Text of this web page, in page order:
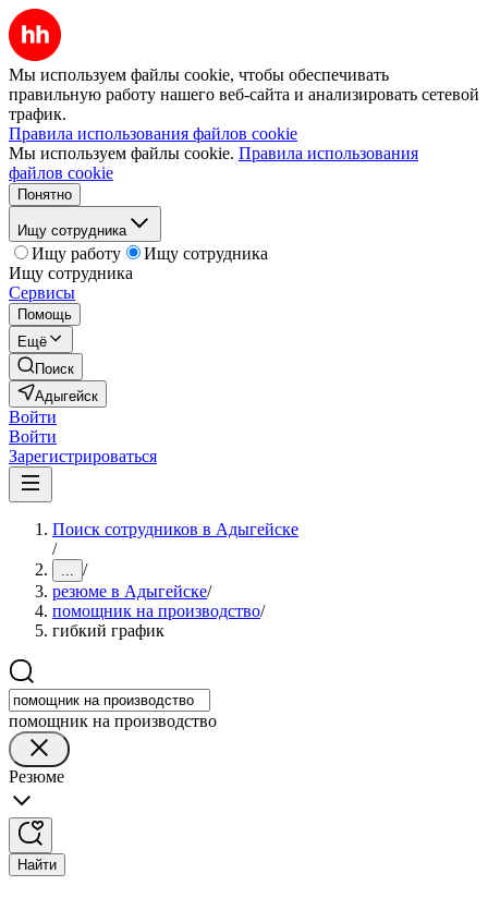
Мы используем файлы cookie, чтобы обеспечивать
правильную работу нашего веб-сайта и анализировать сетевой
трафик.
Правила использования файлов cookie
Мы используем файлы cookie. Правила использования
файлов cookie
Понятно
Ищу сотрудника
Ищу работу
Ищу сотрудника
Ищу сотрудника
Сервисы
Помощь
Ещё
Поиск
Адыгейск
Войти
Войти
Зарегистрироваться
Поиск сотрудников в Адыгейске
/
... /
резюме в Адыгейске/
помощник на производство/
гибкий график
помощник на производство
Резюме
Найти